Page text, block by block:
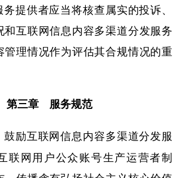
提供者应当将核查属实的投诉、
和互联网信息内容多渠道分发服务
管理情况作为评估其合规情况的重
第三章 服务规范
鼓励互联网信息内容多渠道分发服
联网用户公众账号生产运营者制